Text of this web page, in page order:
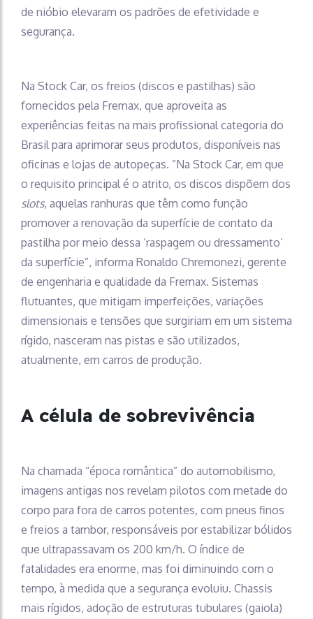
de nióbio elevaram os padrões de efetividade e
segurança.
Na Stock Car, os freios (discos e pastilhas) são
fornecidos pela Fremax, que aproveita as
experiências feitas na mais profissional categoria do
Brasil para aprimorar seus produtos, disponíveis nas
oficinas e lojas de autopeças. “Na Stock Car, em que
o requisito principal é o atrito, os discos dispõem dos
slots, aquelas ranhuras que têm como função
promover a renovação da superfície de contato da
pastilha por meio dessa ‘raspagem ou dressamento’
da superfície”, informa Ronaldo Chremonezi, gerente
de engenharia e qualidade da Fremax. Sistemas
flutuantes, que mitigam imperfeições, variações
dimensionais e tensões que surgiriam em um sistema
rígido, nasceram nas pistas e são utilizados,
atualmente, em carros de produção.
A célula de sobrevivência
Na chamada “época romântica” do automobilismo,
imagens antigas nos revelam pilotos com metade do
corpo para fora de carros potentes, com pneus finos
e freios a tambor, responsáveis por estabilizar bólidos
que ultrapassavam os 200 km/h. O índice de
fatalidades era enorme, mas foi diminuindo com o
tempo, à medida que a segurança evoluiu. Chassis
mais rígidos, adoção de estruturas tubulares (gaiola)